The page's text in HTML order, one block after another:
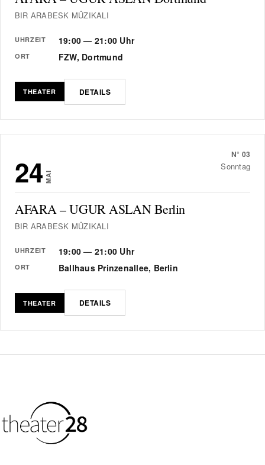
BIR ARABESK MÜZIKALI
UHRZEIT 19:00 — 21:00 Uhr
ORT FZW, Dortmund
THEATER DETAILS
N° 03
24 MAI
Sonntag
AFARA – UGUR ASLAN Berlin
BIR ARABESK MÜZIKALI
UHRZEIT 19:00 — 21:00 Uhr
ORT Ballhaus Prinzenallee, Berlin
THEATER DETAILS